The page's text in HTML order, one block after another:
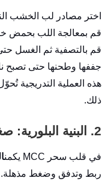
اختر مصادر لب الخشب
قم بمعالجة اللب بحمض
قم بالتصفية ثم الغسل
جففها وطحنها حتى تصبح
هذه العملية التدريجية
ذلك.
2. البنية البلورية: صغيرة ولكنها قوية
في قلب سحر MCC يكمن
ربط وتدفق وضغط مذهلة.